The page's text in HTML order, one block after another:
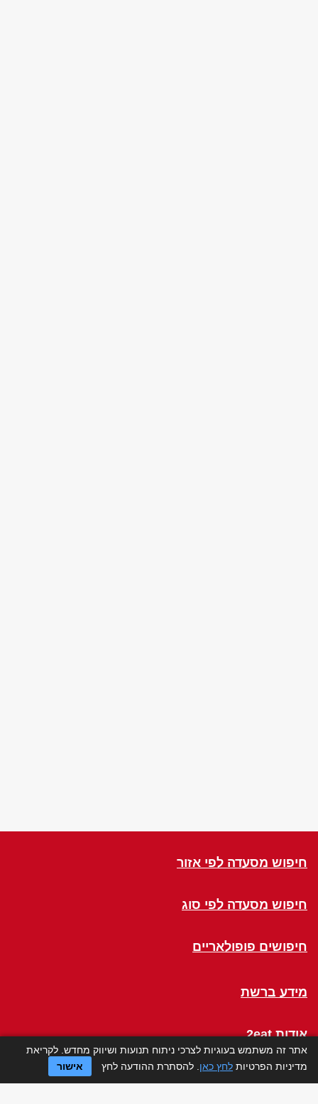
חיפוש מסעדה לפי אזור
חיפוש מסעדה לפי סוג
חיפושים פופולאריים
מידע ברשת
אודות 2eat
Click a Table
אתר זה משתמש בעוגיות לצרכי ניתוח תנועות ושיווק מחדש. לקריאת
מדיניות הפרטיות לחץ כאן . להסתרת ההודעה לחץ אישור